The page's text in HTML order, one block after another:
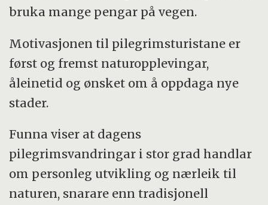
bruka mange pengar på vegen.
Motivasjonen til pilegrimsturistane er
først og fremst naturopplevingar,
åleinetid og ønsket om å oppdaga nye
stader.
Funna viser at dagens
pilegrimsvandringar i stor grad handlar
om personleg utvikling og nærleik til
naturen, snarare enn tradisjonell